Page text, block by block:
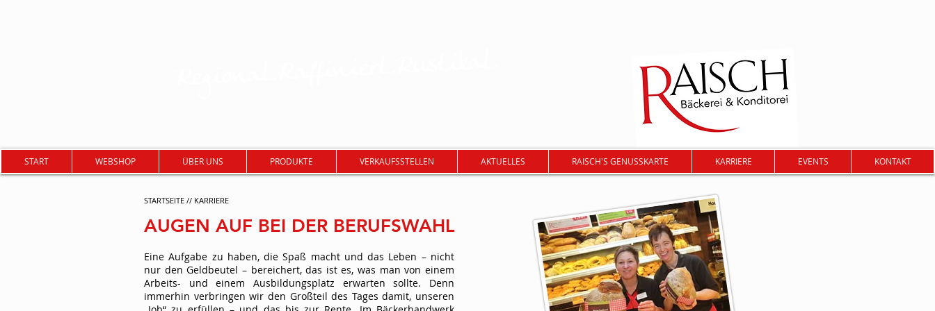
START WEBSHOP ÜBER UNS PRODUKTE VERKAUFSSTELLEN AKTUELLES RAISCH'S GENUSSKARTE KARRIERE EVENTS KONTAKT
STARTSEITE // KARRIERE
AUGEN AUF BEI DER BERUFSWAHL
Eine Aufgabe zu haben, die Spaß macht und das Leben – nicht
nur den Geldbeutel – bereichert, das ist es, was man von einem
Arbeits- und einem Ausbildungsplatz erwarten sollte. Denn
immerhin verbringen wir den Großteil des Tages damit, unseren